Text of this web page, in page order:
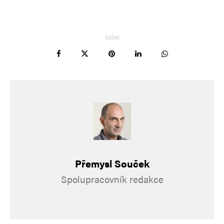
Sdílet
Přemysl Souček
Spolupracovník redakce